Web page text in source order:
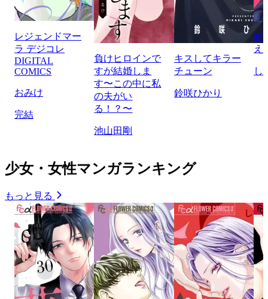
レジェンドマー
ラ デジコレ
DIGITAL
COMICS
おみけ
完結
負けヒロインで
すが結婚しま
す〜この中に私
の夫がい
る！？〜
池山田剛
キスしてキラー
チューン
鈴咲ひかり
蛇
え
し
少女・女性マンガランキング
もっと見る